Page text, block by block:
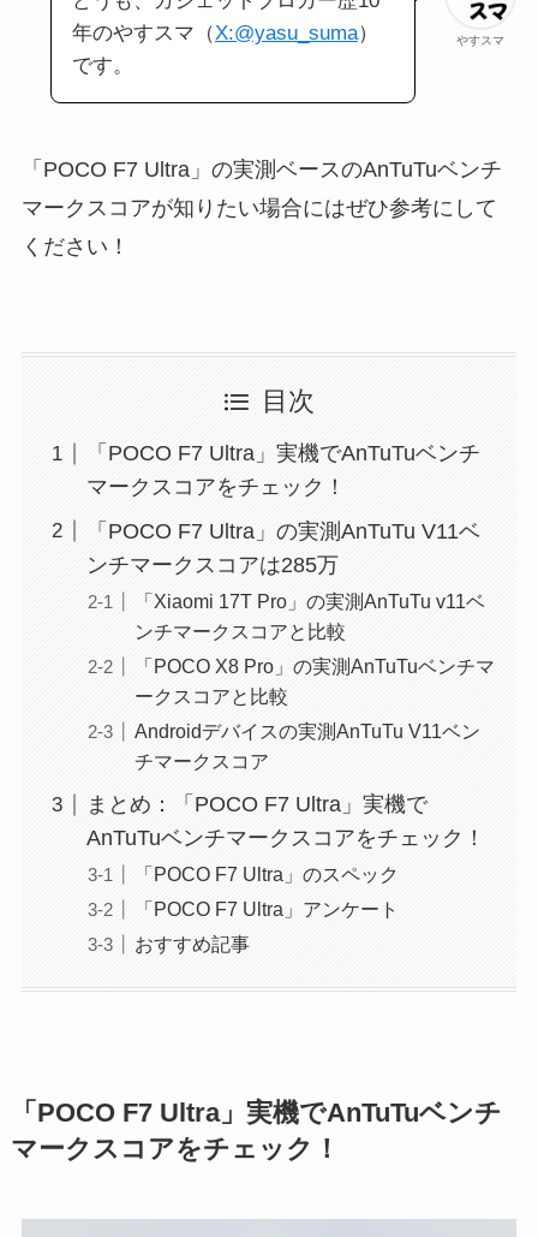
やすスマ
年のやすスマ（X:@yasu_suma）
です。
「POCO F7 Ultra」の実測ベースのAnTuTuベンチ
マークスコアが知りたい場合にはぜひ参考にして
ください！
目次
「POCO F7 Ultra」実機でAnTuTuベンチ
マークスコアをチェック！
「POCO F7 Ultra」の実測AnTuTu V11ベ
ンチマークスコアは285万
「Xiaomi 17T Pro」の実測AnTuTu v11ベ
ンチマークスコアと比較
「POCO X8 Pro」の実測AnTuTuベンチマ
ークスコアと比較
Androidデバイスの実測AnTuTu V11ベン
チマークスコア
まとめ：「POCO F7 Ultra」実機で
AnTuTuベンチマークスコアをチェック！
「POCO F7 Ultra」のスペック
「POCO F7 Ultra」アンケート
おすすめ記事
「POCO F7 Ultra」実機でAnTuTuベンチ
マークスコアをチェック！